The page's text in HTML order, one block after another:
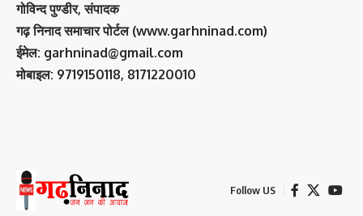
गोविन्द पुण्डीर, संपादक
गढ़ निनाद समाचार पोर्टल (www.garhninad.com)
ईमेल: garhninad@gmail.com
मोबाइल: 9719150118, 8171220010
Follow US